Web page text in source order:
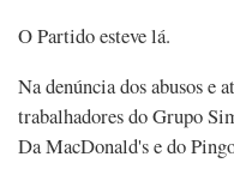
O Partido esteve lá.
Na denúncia dos abusos e
trabalhadores do Grupo
Da MacDonald's e do